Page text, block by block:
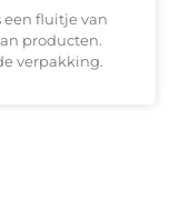
fluitje van
producten.
verpakking.